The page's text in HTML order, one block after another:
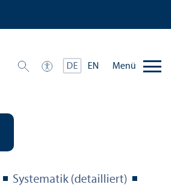
DE EN Menü
Systematik (detailliert)